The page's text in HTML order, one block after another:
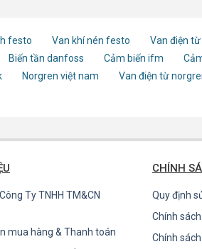
festo Van khí nén festo Van điện
Biến tần danfoss Cảm biến ifm
Norgren việt nam Van điện từ
Ty TNHH TM&CN
mua hàng & Thanh toán
CHÍNH
Quy định
Chính
Chính